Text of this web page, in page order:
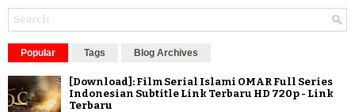
Popular Tags Blog Archives
[Download]: Film Serial Islami OMAR Full Series
Indonesian Subtitle Link Terbaru HD 720p - Link
Terbaru